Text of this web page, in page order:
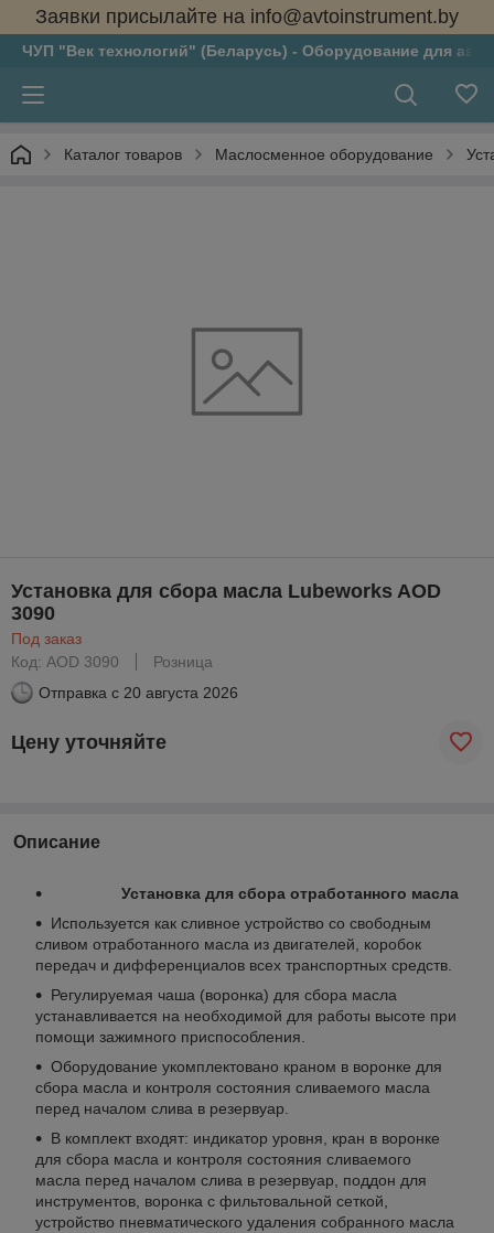
Заявки присылайте на info@avtoinstrument.by
ЧУП "Век технологий" (Беларусь) - Оборудование для
Каталог товаров Маслосменное оборудование
Установка для сбора масла Lubeworks AOD
3090
Под заказ
Код: AOD 3090
Розница
Отправка с 20 августа 2026
Цену уточняйте
Описание
Установка для сбора отработанного масла
Используется как сливное устройство со свободным
сливом отработанного масла из двигателей, коробок
передач и дифференциалов всех транспортных средств.
Регулируемая чаша (воронка) для сбора масла
устанавливается на необходимой для работы высоте при
помощи зажимного приспособления.
Оборудование укомплектовано краном в воронке для
сбора масла и контроля состояния сливаемого масла
перед началом слива в резервуар.
В комплект входят: индикатор уровня, кран в воронке
для сбора масла и контроля состояния сливаемого
масла перед началом слива в резервуар, поддон для
инструментов, воронка с фильтовальной сеткой,
устройство пневматического удаления собранного масла